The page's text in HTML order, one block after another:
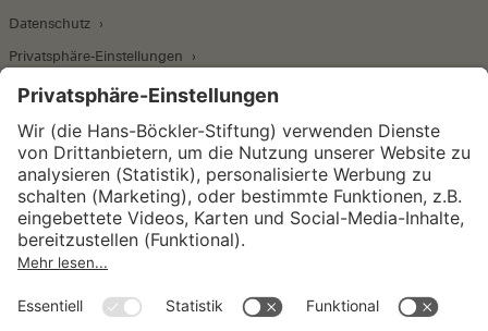
Datenschutz
Privatsphäre-Einstellungen
Wirtschafts- und Sozialwissenschaftliches Institut
Institut für Makroökonomie und
Konjunkturforschung